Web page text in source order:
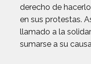
derecho de
en sus protestas.
llamado a la
sumarse a su